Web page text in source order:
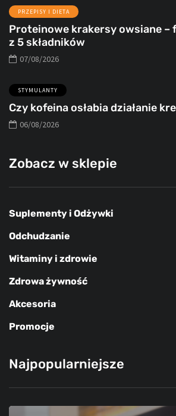
PRZEPISY I DIETA
Proteinowe krakersy owsiane –
z 5 składników
07/08/2026
STYMULANTY
Czy kofeina osłabia działanie
06/08/2026
Zobacz w sklepie
Suplementy i Odżywki
Odchudzanie
Witaminy i zdrowie
Zdrowa żywność
Akcesoria
Promocje
Najpopularniejsze